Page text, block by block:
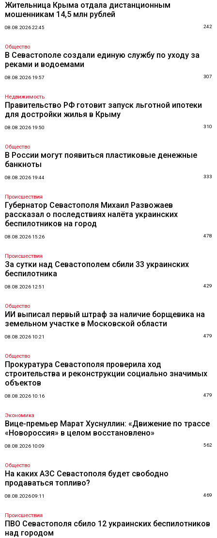
Жительница Крыма отдала дистанционным
мошенникам 14,5 млн рублей
08.08.2026 22:45 242
Общество
В Севастополе создали единую службу по уходу за
реками и водоемами
08.08.2026 19:57 307
Недвижимость
Правительство РФ готовит запуск льготной ипотеки
для достройки жилья в Крыму
08.08.2026 19:50 310
Общество
В России могут появиться пластиковые денежные
банкноты
08.08.2026 19:44 333
Происшествия
Губернатор Севастополя Михаил Развожаев
рассказал о последствиях налёта украинских
беспилотников на город
08.08.2026 15:26 478
Происшествия
За сутки над Севастополем сбили 33 украинских
беспилотника
08.08.2026 12:51 429
Общество
ИИ выписал первый штраф за наличие борщевика на
земельном участке в Московской области
08.08.2026 10:21 479
Общество
Прокуратура Севастополя проверила ход
строительства и реконструкции социально значимых
объектов
08.08.2026 10:16 479
Экономика
Вице-премьер Марат Хуснуллин: «Движение по трассе
«Новороссия» в целом восстановлено»
08.08.2026 10:09 562
Общество
На каких АЗС Севастополя будет свободно
продаваться топливо?
08.08.2026 09:11 469
Происшествия
ПВО Севастополя сбило 12 украинских беспилотников
над городом